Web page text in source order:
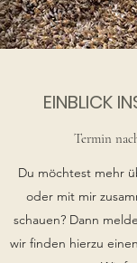
EINBLICK
Termin
Du möchtest mehr
oder mit mir
schauen? Dann
wir finden hierzu